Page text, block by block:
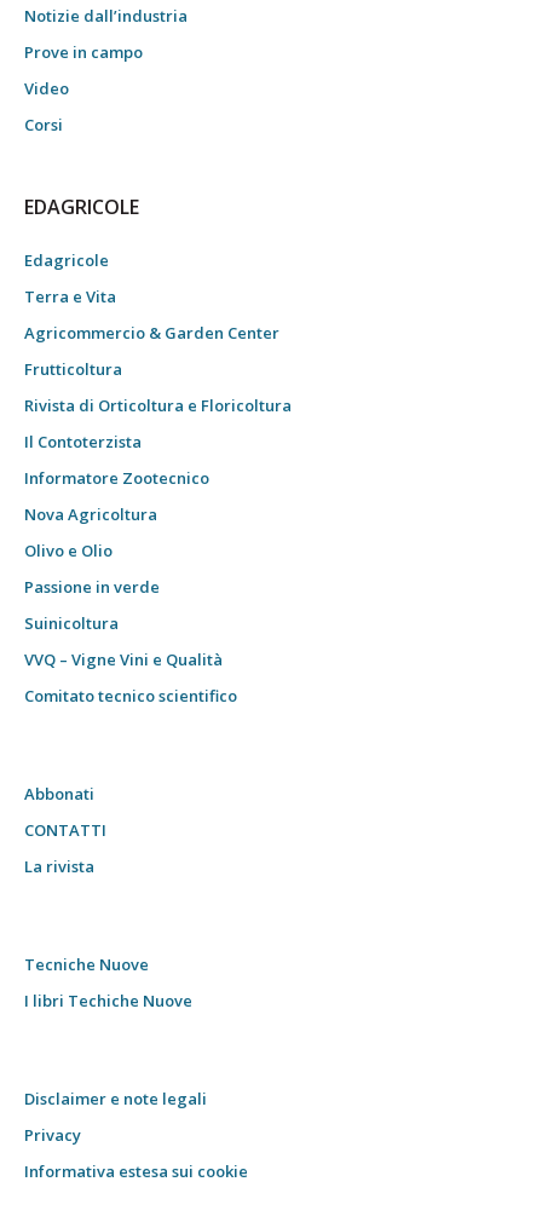
Notizie dall’industria
Prove in campo
Video
Corsi
EDAGRICOLE
Edagricole
Terra e Vita
Agricommercio & Garden Center
Frutticoltura
Rivista di Orticoltura e Floricoltura
Il Contoterzista
Informatore Zootecnico
Nova Agricoltura
Olivo e Olio
Passione in verde
Suinicoltura
VVQ – Vigne Vini e Qualità
Comitato tecnico scientifico
Abbonati
CONTATTI
La rivista
Tecniche Nuove
I libri Techiche Nuove
Disclaimer e note legali
Privacy
Informativa estesa sui cookie